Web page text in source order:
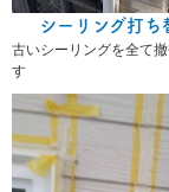
シーリング打ち
古いシーリングを全て
す